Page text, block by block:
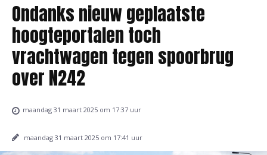
Ondanks nieuw geplaatste
hoogteportalen toch
vrachtwagen tegen spoorbrug
over N242
maandag 31 maart 2025 om 17:37 uur
maandag 31 maart 2025 om 17:41 uur